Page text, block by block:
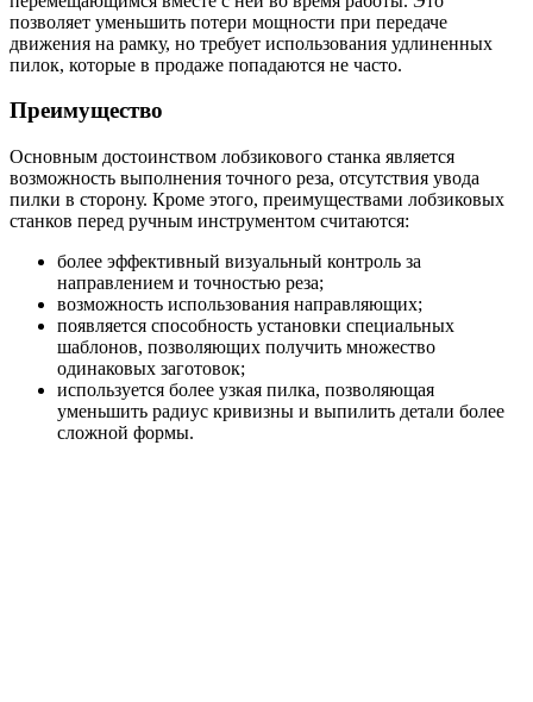
позволяет уменьшить потери мощности при передаче
движения на рамку, но требует использования удлиненных
пилок, которые в продаже попадаются не часто.
Преимущество
Основным достоинством лобзикового станка является
возможность выполнения точного реза, отсутствия увода
пилки в сторону. Кроме этого, преимуществами лобзиковых
станков перед ручным инструментом считаются:
более эффективный визуальный контроль за
направлением и точностью реза;
возможность использования направляющих;
появляется способность установки специальных
шаблонов, позволяющих получить множество
одинаковых заготовок;
используется более узкая пилка, позволяющая
уменьшить радиус кривизны и выпилить детали более
сложной формы.